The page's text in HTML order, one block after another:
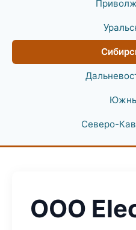
Северо-
ООО